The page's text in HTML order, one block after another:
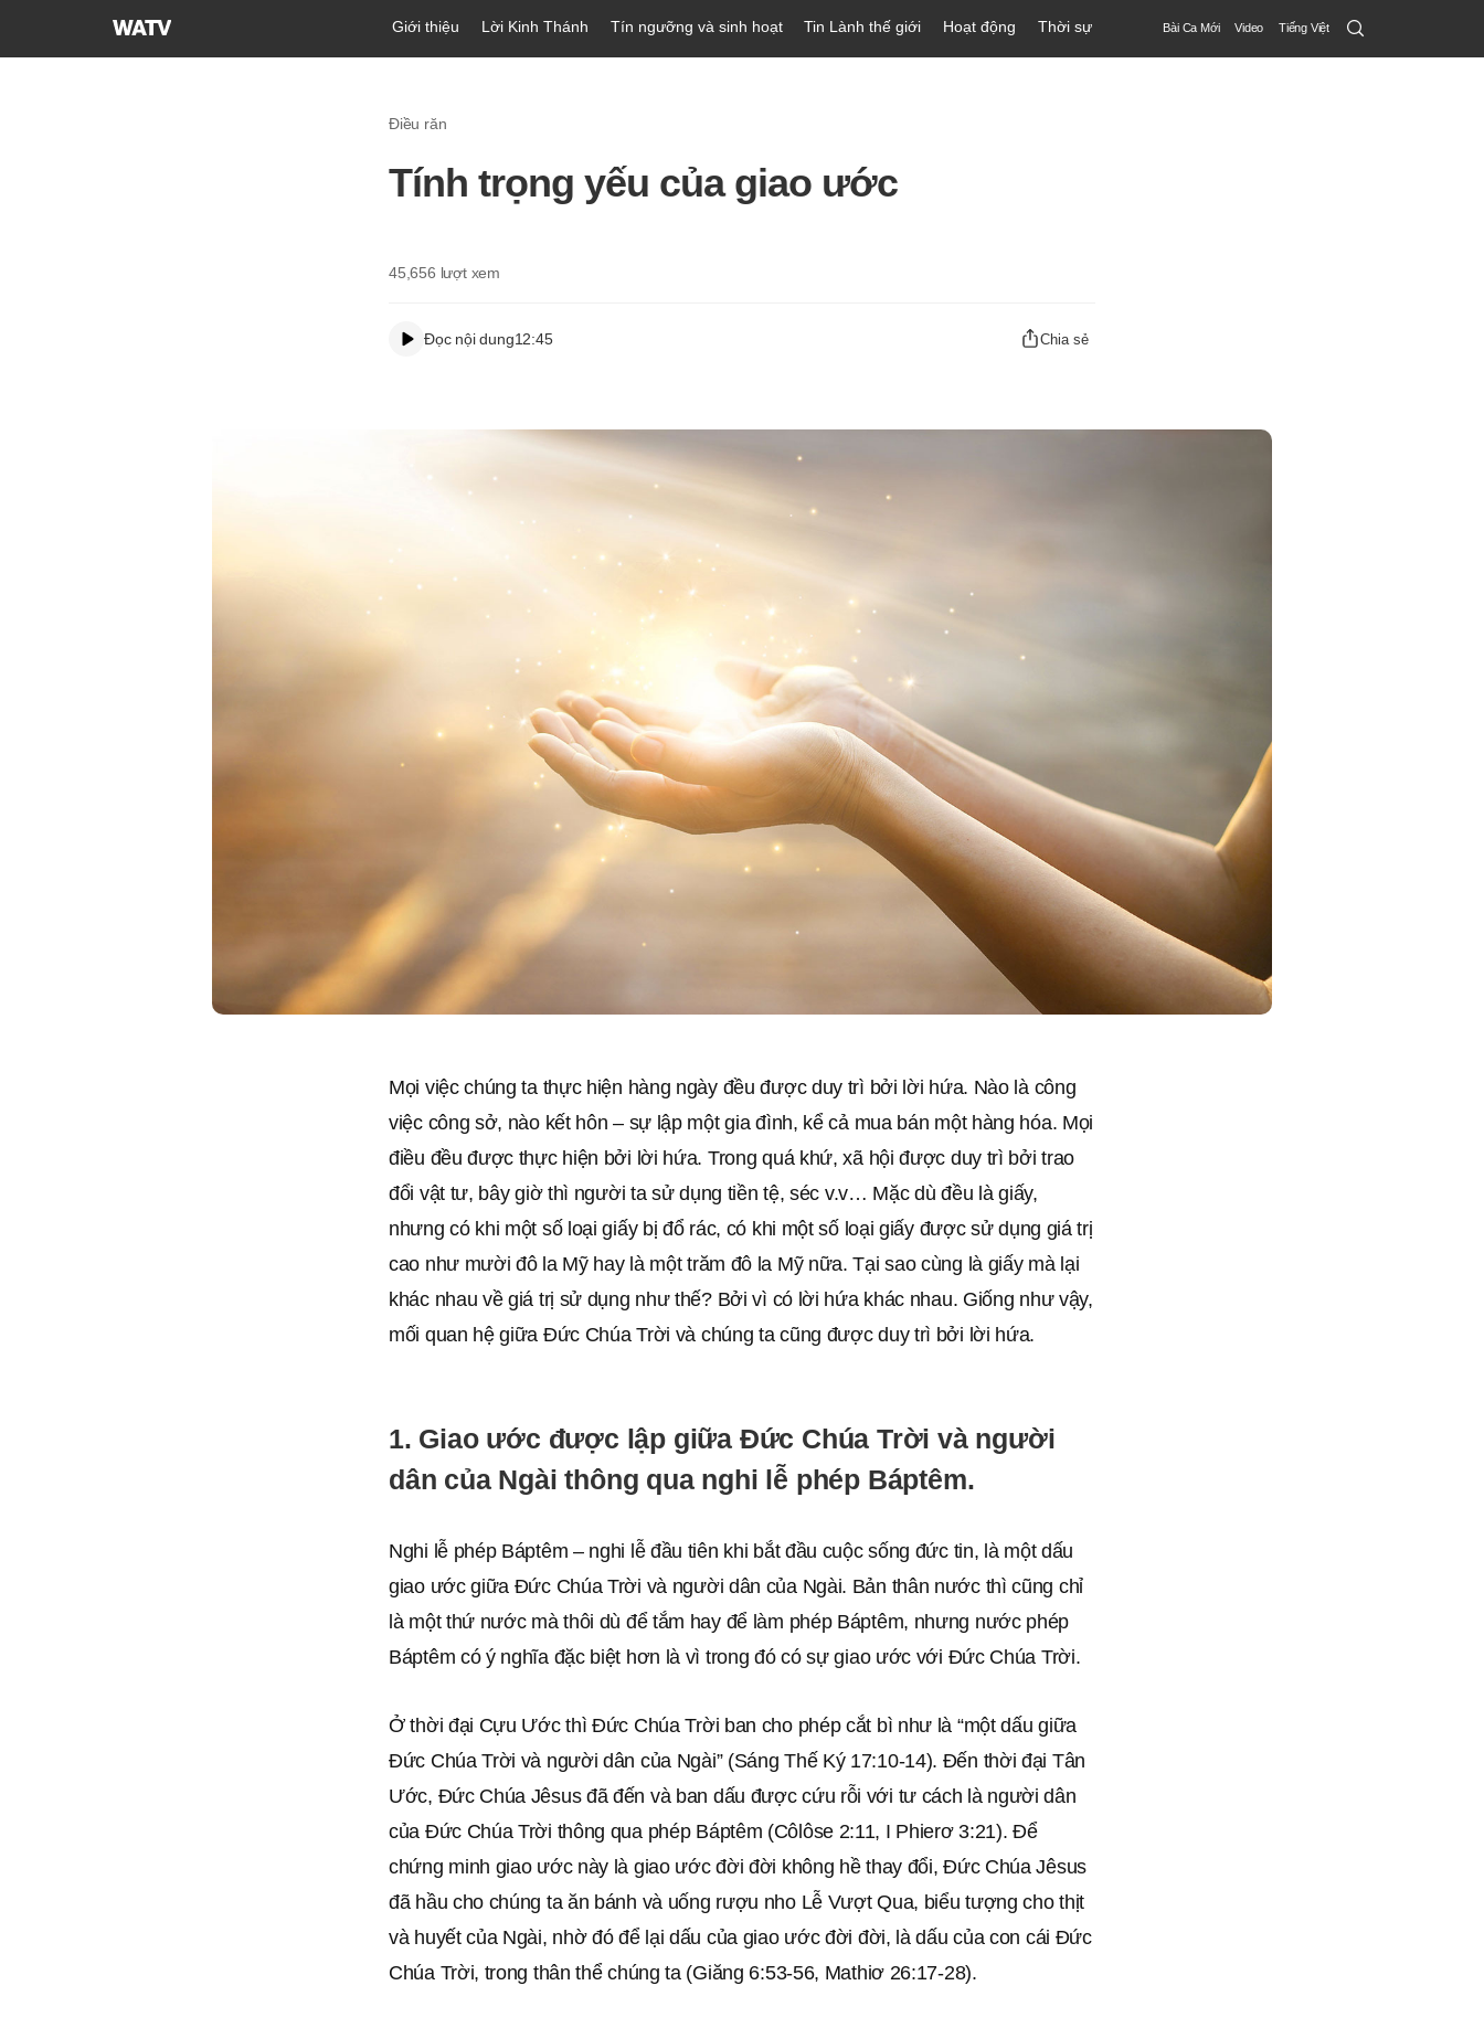
Hội
Giới thiệu Lời Kinh Thánh Tín ngưỡng và sinh hoạt Tin Lành thế giới Hoạt động Thời sự Bài Ca Mới Video Tiếng Việt Search
Submit
Điều răn
Tính trọng yếu của giao ước
45,656 lượt xem
Đọc nội dung12:45 Chia sẻ
Mọi việc chúng ta thực hiện hàng ngày đều được duy trì bởi lời hứa. Nào là công
việc công sở, nào kết hôn – sự lập một gia đình, kể cả mua bán một hàng hóa. Mọi
điều đều được thực hiện bởi lời hứa. Trong quá khứ, xã hội được duy trì bởi trao
đổi vật tư, bây giờ thì người ta sử dụng tiền tệ, séc v.v… Mặc dù đều là giấy,
nhưng có khi một số loại giấy bị đổ rác, có khi một số loại giấy được sử dụng giá trị
cao như mười đô la Mỹ hay là một trăm đô la Mỹ nữa. Tại sao cùng là giấy mà lại
khác nhau về giá trị sử dụng như thế? Bởi vì có lời hứa khác nhau. Giống như vậy,
mối quan hệ giữa Ðức Chúa Trời và chúng ta cũng được duy trì bởi lời hứa.
1. Giao ước được lập giữa Ðức Chúa Trời và người
dân của Ngài thông qua nghi lễ phép Báptêm.
​ Nghi lễ phép Báptêm – nghi lễ đầu tiên khi bắt đầu cuộc sống đức tin, là một dấu
giao ước giữa Ðức Chúa Trời và người dân của Ngài. Bản thân nước thì cũng chỉ
là một thứ nước mà thôi dù để tắm hay để làm phép Báptêm, nhưng nước phép
Báptêm có ý nghĩa đặc biệt hơn là vì trong đó có sự giao ước với Ðức Chúa Trời.
Ở thời đại Cựu Ước thì Ðức Chúa Trời ban cho phép cắt bì như là “một dấu giữa
Ðức Chúa Trời và người dân của Ngài” (Sáng Thế Ký 17:10-14). Ðến thời đại Tân
Ước, Đức Chúa Jêsus đã đến và ban dấu được cứu rỗi với tư cách là người dân
của Đức Chúa Trời thông qua phép Báptêm (Côlôse 2:11, I Phierơ 3:21). Ðể
chứng minh giao ước này là giao ước đời đời không hề thay đổi, Đức Chúa Jêsus
đã hầu cho chúng ta ăn bánh và uống rượu nho Lễ Vượt Qua, biểu tượng cho thịt
và huyết của Ngài, nhờ đó để lại dấu của giao ước đời đời, là dấu của con cái Đức
Chúa Trời, trong thân thể chúng ta (Giăng 6:53-56, Mathiơ 26:17-28).